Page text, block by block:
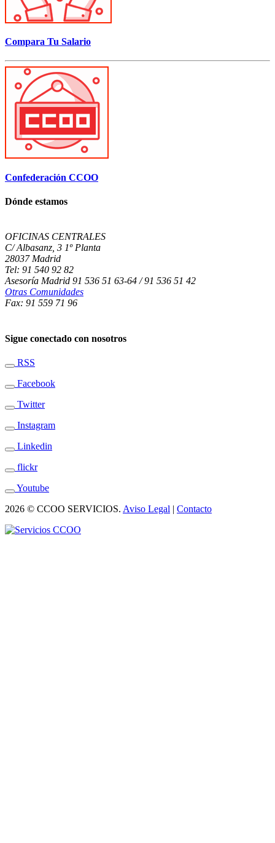
Compara Tu Salario
Confederación CCOO
Dónde estamos
OFICINAS CENTRALES
C/ Albasanz, 3 1º Planta
28037 Madrid
Tel: 91 540 92 82
Asesoría Madrid 91 536 51 63-64 / 91 536 51 42
Otras Comunidades
Fax: 91 559 71 96
Sigue conectado con nosotros
RSS
Facebook
Twitter
Instagram
Linkedin
flickr
Youtube
2026 © CCOO SERVICIOS. Aviso Legal | Contacto